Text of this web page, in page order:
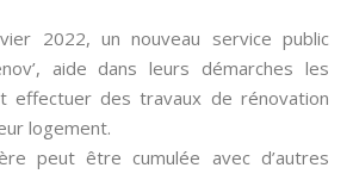
2022, un nouveau service public
aide dans leurs démarches les
effectuer des travaux de rénovation
logement.
peut être cumulée avec d’autres